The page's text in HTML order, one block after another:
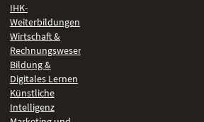
IHK-
Weiterbildungen
Wirtschaft &
Rechnungswesen
Bildung &
Digitales Lernen
Künstliche
Intelligenz